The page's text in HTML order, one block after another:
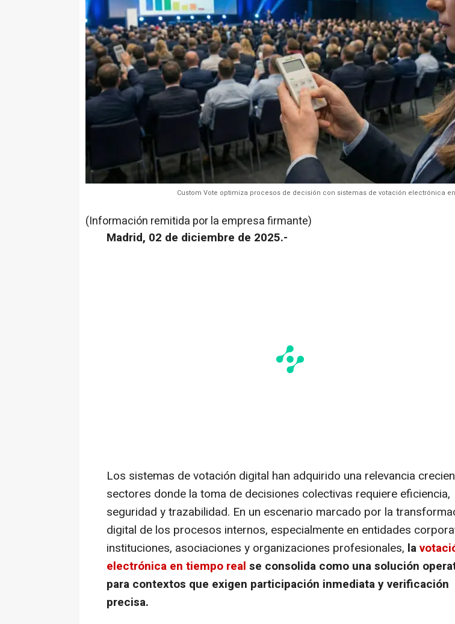
Custom Vote optimiza procesos de decisión con sistemas de votación electrónica
(Información remitida por la empresa firmante)
Madrid, 02 de diciembre de 2025.-
Los sistemas de votación digital han adquirido una relevancia
sectores donde la toma de decisiones colectivas requiere eficiencia,
seguridad y trazabilidad. En un escenario marcado por la
digital de los procesos internos, especialmente en entidades
instituciones, asociaciones y organizaciones profesionales, la
electrónica en tiempo real se consolida como una solución
para contextos que exigen participación inmediata y verificación
precisa.